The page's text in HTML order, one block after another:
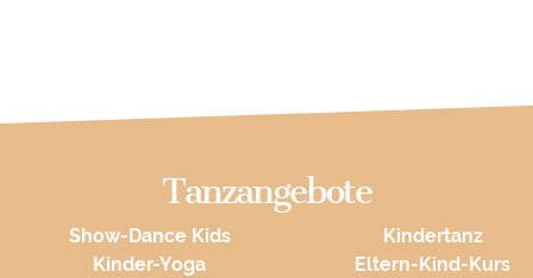
Tanzangebote
Show-Dance Kids
Kinder-Yoga
Kindertanz
Eltern-Kind-Kurs